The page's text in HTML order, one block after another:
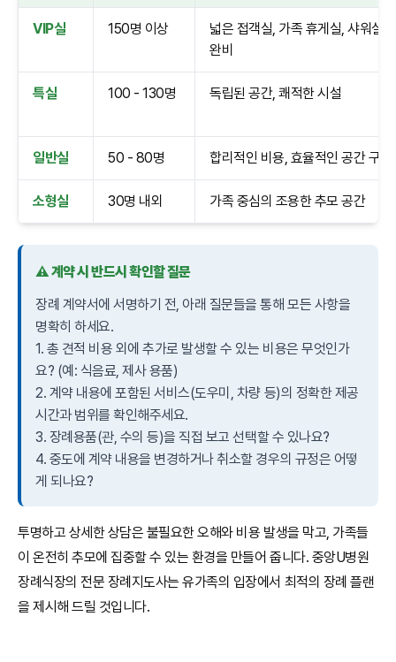
VIP실 150명 이상
넓은 접객실, 가족 휴게실, 샤워실
완비
특실 100 - 130명 독립된 공간, 쾌적한 시설
일반실 50 - 80명 합리적인 비용, 효율적인 공간 구성
소형실 30명 내외 가족 중심의 조용한 추모 공간
⚠️ 계약 시 반드시 확인할 질문
장례 계약서에 서명하기 전, 아래 질문들을 통해 모든 사항을
명확히 하세요.
1. 총 견적 비용 외에 추가로 발생할 수 있는 비용은 무엇인가
요? (예: 식음료, 제사 용품)
2. 계약 내용에 포함된 서비스(도우미, 차량 등)의 정확한 제공
시간과 범위를 확인해주세요.
3. 장례용품(관, 수의 등)을 직접 보고 선택할 수 있나요?
4. 중도에 계약 내용을 변경하거나 취소할 경우의 규정은 어떻
게 되나요?
투명하고 상세한 상담은 불필요한 오해와 비용 발생을 막고, 가족들
이 온전히 추모에 집중할 수 있는 환경을 만들어 줍니다. 중앙U병원
장례식장의 전문 장례지도사는 유가족의 입장에서 최적의 장례 플랜
을 제시해 드릴 것입니다.